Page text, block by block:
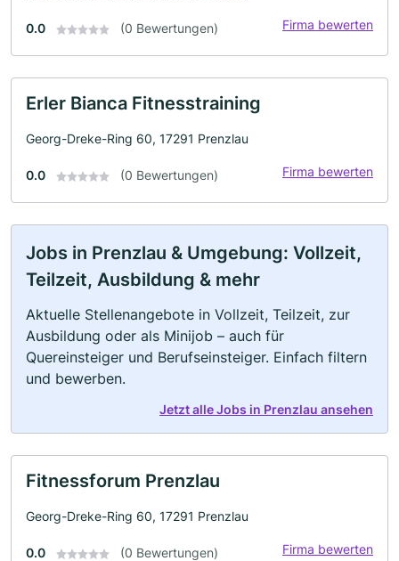
0.0 (0 Bewertungen) Firma bewerten
Erler Bianca Fitnesstraining
Georg-Dreke-Ring 60, 17291 Prenzlau
0.0 (0 Bewertungen) Firma bewerten
Jobs in Prenzlau & Umgebung: Vollzeit,
Teilzeit, Ausbildung & mehr
Aktuelle Stellenangebote in Vollzeit, Teilzeit, zur
Ausbildung oder als Minijob – auch für
Quereinsteiger und Berufseinsteiger. Einfach filtern
und bewerben.
Jetzt alle Jobs in Prenzlau ansehen
Fitnessforum Prenzlau
Georg-Dreke-Ring 60, 17291 Prenzlau
0.0 (0 Bewertungen) Firma bewerten